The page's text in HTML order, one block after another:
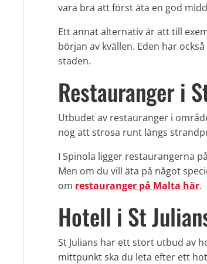
vara bra att först äta en god
Ett annat alternativ är att till
början av kvällen. Eden har
staden.
Restauranger i
Utbudet av restauranger i
nog att strosa runt längs
I Spinola ligger restaurangerna
Men om du vill äta på något
om restauranger på Malta här.
Hotell i St
St Julians har ett stort utbud av
mittpunkt ska du leta efter ett